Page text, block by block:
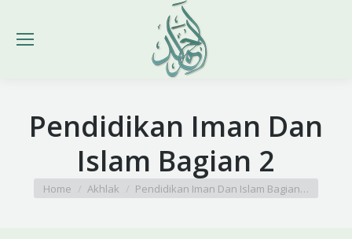
Pendidikan Iman Dan
Islam Bagian 2
You are here:
Home Akhlak Pendidikan Iman Dan Islam Bagian…